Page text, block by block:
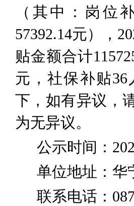
（其中：岗位
57392.14元），
贴金额合计
元，社保补贴36
下，如有异议，
为无异议。
公示时间： 202
单位地址：华
联系电话：